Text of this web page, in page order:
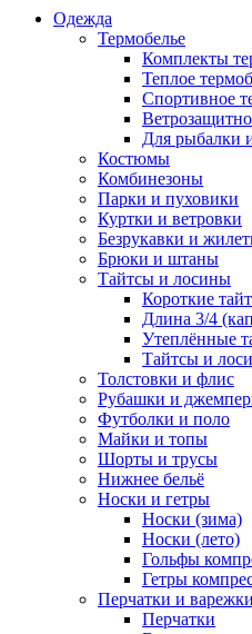
Одежда
Термобелье
Комплекты
Теплое
Спортивное
Для рыбалки
Костюмы
Комбинезоны
Парки и пуховики
Куртки и ветровки
Безрукавки и
Брюки и штаны
Тайтсы и лосины
Короткие
Длина 3/4
Утеплённые
Тайтсы и
Толстовки и флис
Рубашки и
Футболки и поло
Майки и топы
Шорты и трусы
Нижнее бельё
Носки и гетры
Носки (зима)
Носки (лето)
Гольфы
Гетры
Перчатки и варежки
Перчатки